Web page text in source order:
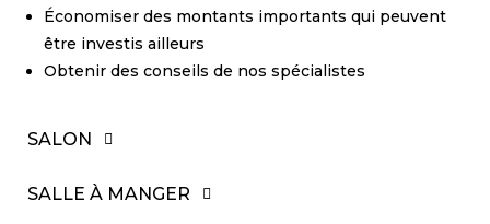
Économiser des montants importants qui peuvent
être investis ailleurs
Obtenir des conseils de nos spécialistes
SALON
SALLE À MANGER